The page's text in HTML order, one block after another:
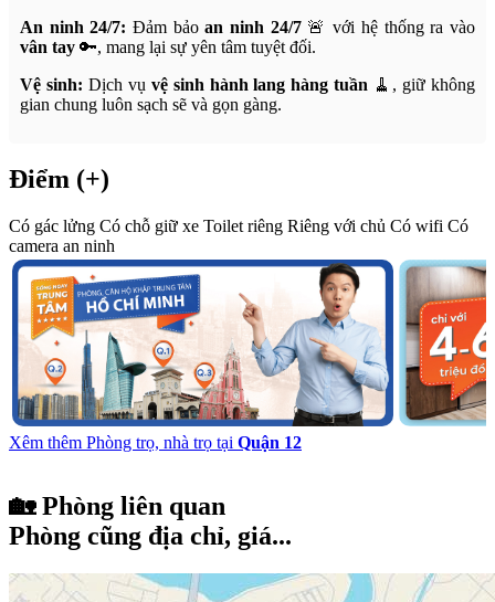
An ninh 24/7: Đảm bảoan ninh 24/7🚨 với hệ thống ra vào
vân tay 🔑, mang lại sự yên tâm tuyệt đối.
Vệ sinh: Dịch vụ vệ sinh hành lang hàng tuần 🧹, giữ không
gian chung luôn sạch sẽ và gọn gàng.
Điểm (+)
Có gác lửng Có chỗ giữ xe Toilet riêng Riêng với chủ Có wifi Có
camera an ninh
Xêm thêm Phòng trọ, nhà trọ tại Quận 12
🏡 Phòng liên quan
Phòng cũng địa chỉ, giá...